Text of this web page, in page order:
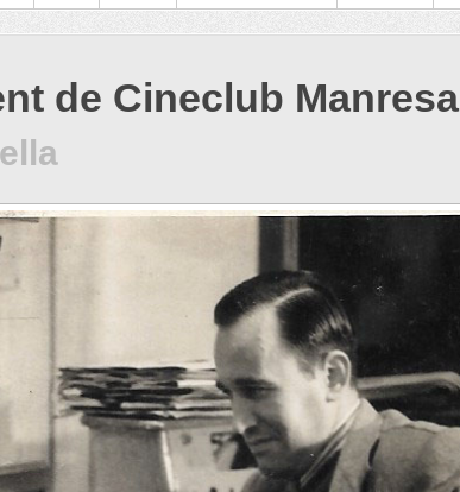
de Cineclub Manresa